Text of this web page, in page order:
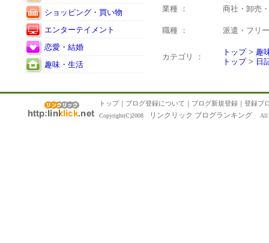
ショッピング・買い物
エンターテイメント
恋愛・結婚
趣味・生活
業種 ： 商社・卸売
職種 ： 派遣・フリ
カテゴリ ：
トップ> 趣
トップ> 日
トップ｜ ブログ登録について ｜ ブログ新規登録 ｜ 登録ブ
Copyright(C)2008 リンクリック ブログランキング All